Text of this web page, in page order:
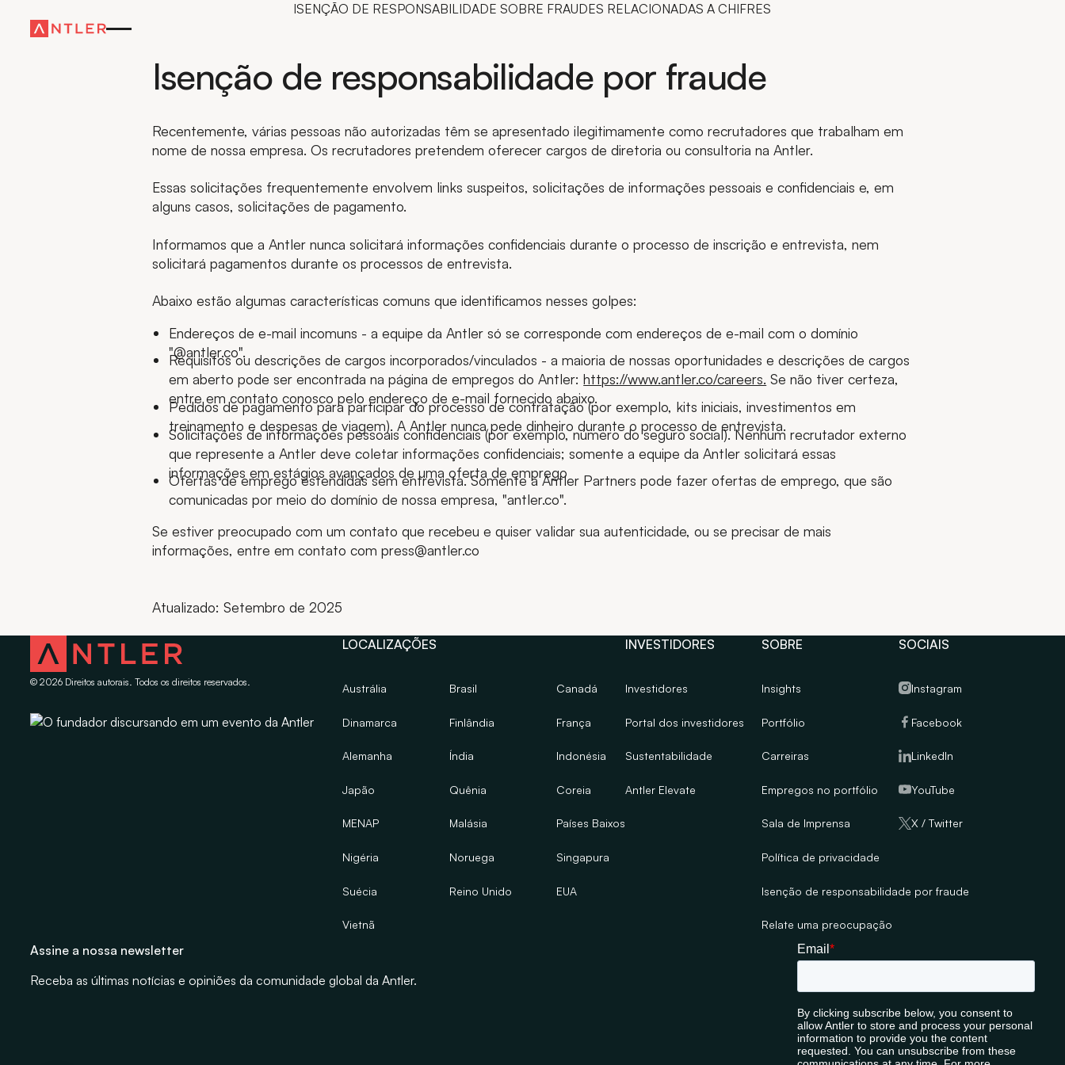
ISENÇÃO DE RESPONSABILIDADE SOBRE FRAUDES RELACIONADAS A CHIFRES
Isenção de responsabilidade por fraude
Recentemente, várias pessoas não autorizadas têm se apresentado ilegitimamente como recrutadores que trabalham em
nome de nossa empresa. Os recrutadores pretendem oferecer cargos de diretoria ou consultoria na Antler.
Essas solicitações frequentemente envolvem links suspeitos, solicitações de informações pessoais e confidenciais e, em
alguns casos, solicitações de pagamento.
Informamos que a Antler nunca solicitará informações confidenciais durante o processo de inscrição e entrevista, nem
solicitará pagamentos durante os processos de entrevista.
Abaixo estão algumas características comuns que identificamos nesses golpes:
Endereços de e-mail incomuns - a equipe da Antler só se corresponde com endereços de e-mail com o domínio
"@antler.co".
Requisitos ou descrições de cargos incorporados/vinculados - a maioria de nossas oportunidades e descrições de cargos
em aberto pode ser encontrada na página de empregos do Antler:https://www.antler.co/careers. Se não tiver certeza,
entre em contato conosco pelo endereço de e-mail fornecido abaixo.
Pedidos de pagamento para participar do processo de contratação (por exemplo, kits iniciais, investimentos em
treinamento e despesas de viagem). A Antler nunca pede dinheiro durante o processo de entrevista.
Solicitações de informações pessoais confidenciais (por exemplo, número do seguro social). Nenhum recrutador externo
que represente a Antler deve coletar informações confidenciais; somente a equipe da Antler solicitará essas
informações em estágios avançados de uma oferta de emprego
Ofertas de emprego estendidas sem entrevista. Somente a Antler Partners pode fazer ofertas de emprego, que são
comunicadas por meio do domínio de nossa empresa, "antler.co".
Se estiver preocupado com um contato que recebeu e quiser validar sua autenticidade, ou se precisar de mais
informações, entre em contato com press@antler.co
Atualizado: Setembro de 2025
© 2026Direitos autorais. Todos os direitos reservados.
LOCALIZAÇÕES
Austrália Brasil Canadá
Dinamarca Finlândia França
Alemanha Índia Indonésia
Japão Quênia Coreia
MENAP Malásia Países Baixos
Nigéria Noruega Singapura
Suécia Reino Unido EUA
Vietnã
INVESTIDORES
Investidores
Portal dos investidores
Sustentabilidade
Antler Elevate
SOBRE
Insights
Portfólio
Carreiras
Empregos no portfólio
Sala de Imprensa
Política de privacidade
Isenção de responsabilidade por fraude
Relate uma preocupação
SOCIAIS
Instagram
Facebook
LinkedIn
YouTube
X / Twitter
Assine a nossa newsletter
Receba as últimas notícias e opiniões da comunidade global da Antler.